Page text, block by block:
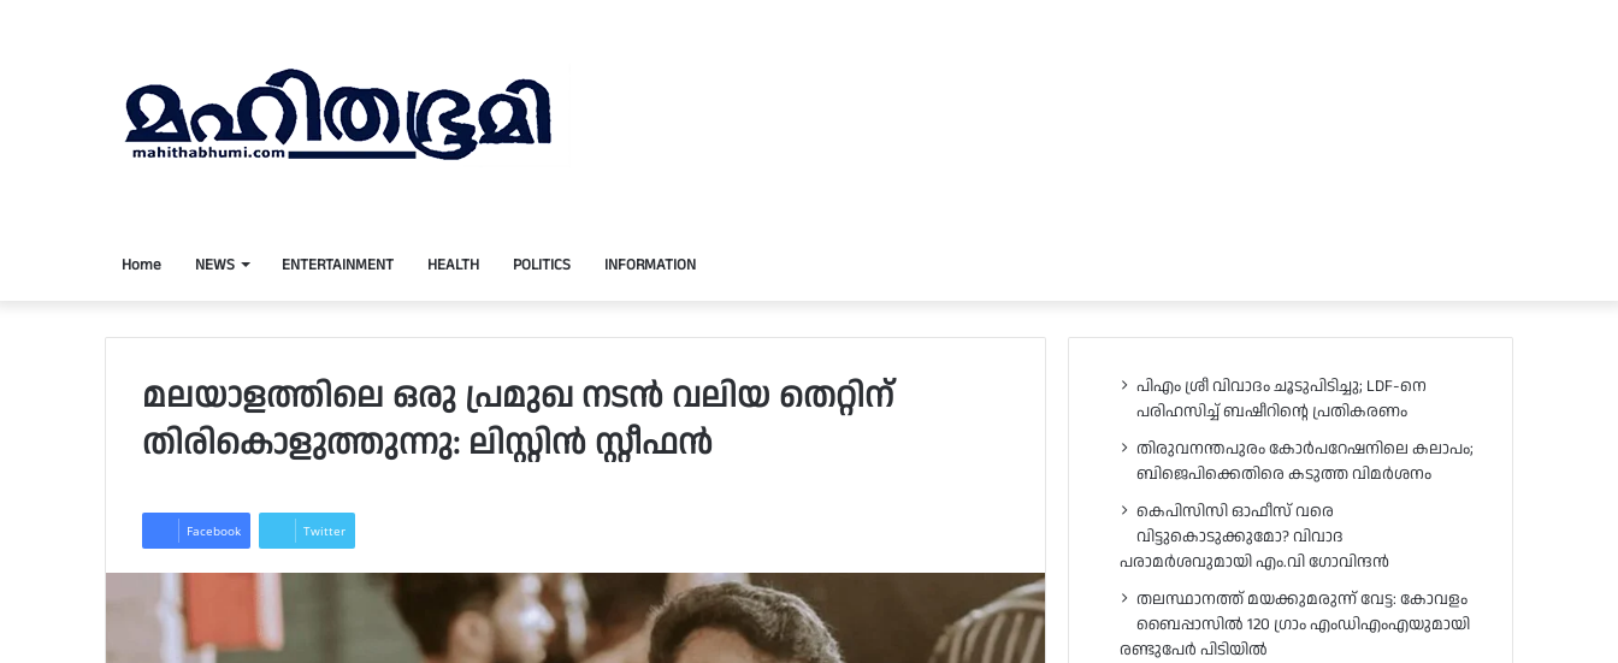
Home NEWS ENTERTAINMENT HEALTH POLITICS INFORMATION
മലയാളത്തിലെ ഒരു പ്രമുഖ നടന്‍ വലിയ തെറ്റിന്
തിരികൊളുത്തുന്നു: ലിസ്റ്റിന്‍ സ്റ്റീഫന്‍
Facebook Twitter
പിഎം ശ്രീ വിവാദം ചൂടുപിടിച്ചു; LDF-നെ
പരിഹസിച്ച് ബഷീറിന്റെ പ്രതികരണം
തിരുവനന്തപുരം കോർപറേഷനിലെ കലാപം;
ബിജെപിക്കെതിരെ കടുത്ത വിമർശനം
കെപിസിസി ഓഫീസ് വരെ
വിട്ടുകൊടുക്കുമോ? വിവാദ
പരാമർശവുമായി എം.വി ഗോവിന്ദൻ
തലസ്ഥാനത്ത് മയക്കുമരുന്ന് വേട്ട: കോവളം
ബൈപ്പാസിൽ 120 ഗ്രാം എംഡിഎംഎയുമായി
രണ്ടുപേർ പിടിയിൽ